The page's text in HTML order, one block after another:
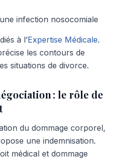
infection nosocomiale
à l’Expertise Médicale.
les contours de
situations de divorce.
: le rôle de
du dommage corporel,
une indemnisation.
médical et dommage